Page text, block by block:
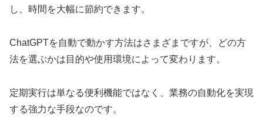
し、時間を大幅に節約できます。
ChatGPTを自動で動かす方法はさまざまですが、どの方
法を選ぶかは目的や使用環境によって変わります。
定期実行は単なる便利機能ではなく、業務の自動化を実現
する強力な手段なのです。